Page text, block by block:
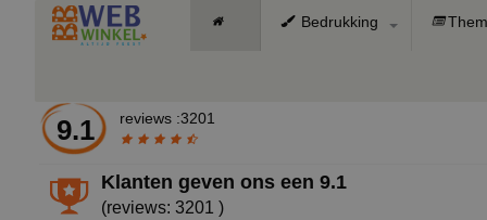
Bedrukking
9.1 reviews :3201
Klanten geven ons een9.1
(reviews: 3201 )